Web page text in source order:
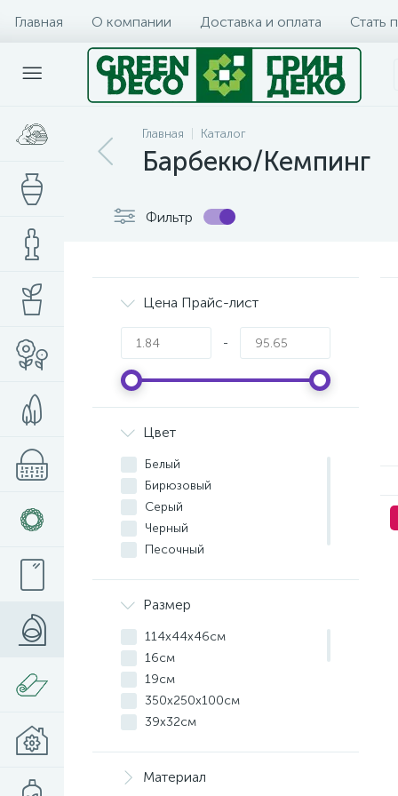
Главная О компании Доставка и оплата Стать
Главная Каталог
Барбекю/Кемпинг
Фильтр
Цена Прайс-лист
-
Цвет
Белый
Бирюзовый
Серый
Черный
Песочный
Размер
114x44x46см
16см
19см
350x250x100см
39x32см
41см
Материал